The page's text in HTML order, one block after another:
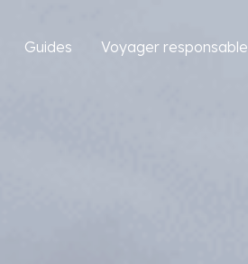
Guides Voyager responsable